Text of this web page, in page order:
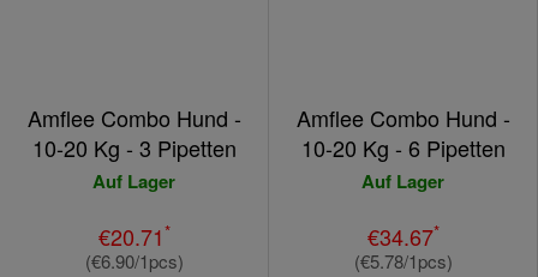
Amflee Combo Hund -
10-20 Kg - 3 Pipetten
Auf Lager
€20.71*
(€6.90/1pcs)
Amflee Combo Hund -
10-20 Kg - 6 Pipetten
Auf Lager
€34.67*
(€5.78/1pcs)